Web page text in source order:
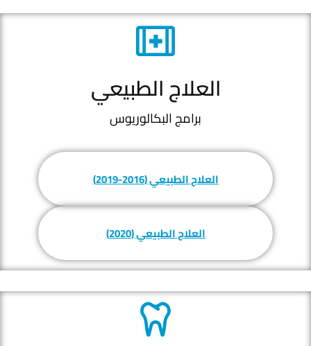
العلاج الطبيعي
برامج البكالوريوس
العلاج الطبيعي (2016-2019)
العلاج الطبيعي (2020)